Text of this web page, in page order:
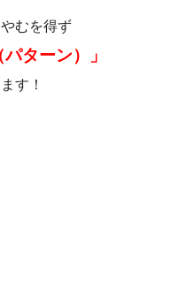
むを得ず
ターン）」
す！